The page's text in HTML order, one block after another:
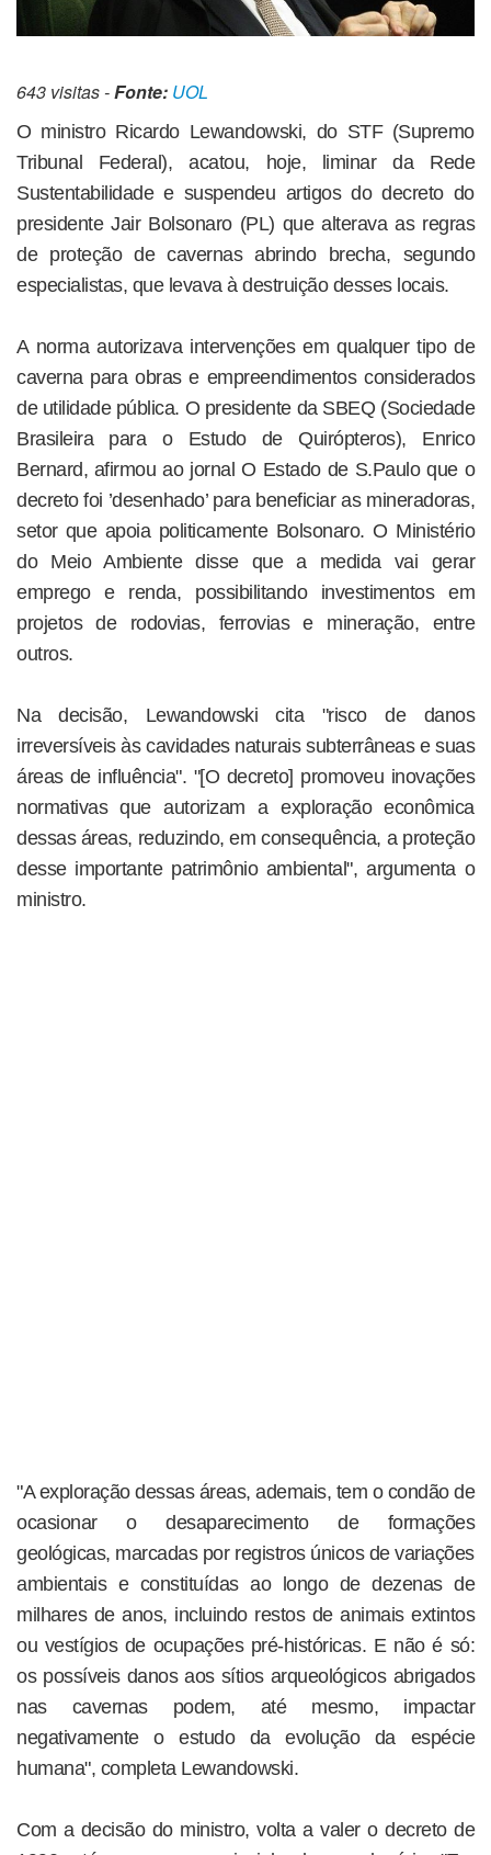
643 visitas -Fonte: UOL
O ministro Ricardo Lewandowski, do STF (Supremo
Tribunal Federal), acatou, hoje, liminar da Rede
Sustentabilidade e suspendeu artigos do decreto do
presidente Jair Bolsonaro (PL) que alterava as regras
de proteção de cavernas abrindo brecha, segundo
especialistas, que levava à destruição desses locais.
A norma autorizava intervenções em qualquer tipo de
caverna para obras e empreendimentos considerados
de utilidade pública. O presidente da SBEQ (Sociedade
Brasileira para o Estudo de Quirópteros), Enrico
Bernard, afirmou ao jornal O Estado de S.Paulo que o
decreto foi ’desenhado’ para beneficiar as mineradoras,
setor que apoia politicamente Bolsonaro. O Ministério
do Meio Ambiente disse que a medida vai gerar
emprego e renda, possibilitando investimentos em
projetos de rodovias, ferrovias e mineração, entre
outros.
Na decisão, Lewandowski cita "risco de danos
irreversíveis às cavidades naturais subterrâneas e suas
áreas de influência". "[O decreto] promoveu inovações
normativas que autorizam a exploração econômica
dessas áreas, reduzindo, em consequência, a proteção
desse importante patrimônio ambiental", argumenta o
ministro.
"A exploração dessas áreas, ademais, tem o condão de
ocasionar o desaparecimento de formações
geológicas, marcadas por registros únicos de variações
ambientais e constituídas ao longo de dezenas de
milhares de anos, incluindo restos de animais extintos
ou vestígios de ocupações pré-históricas. E não é só:
os possíveis danos aos sítios arqueológicos abrigados
nas cavernas podem, até mesmo, impactar
negativamente o estudo da evolução da espécie
humana", completa Lewandowski.
Com a decisão do ministro, volta a valer o decreto de